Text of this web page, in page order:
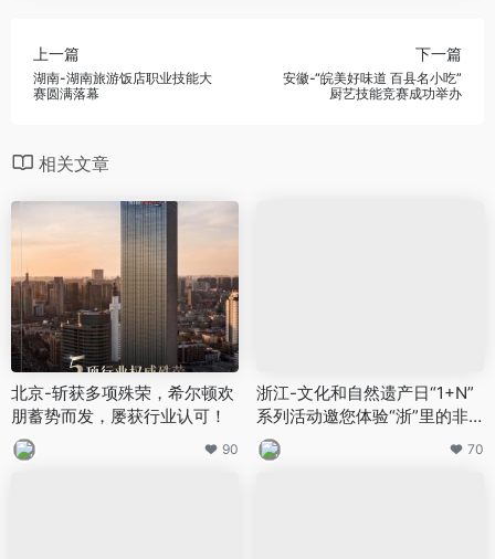
上一篇
湖南-湖南旅游饭店职业技能大
赛圆满落幕
下一篇
安徽-“皖美好味道 百县名小吃”
厨艺技能竞赛成功举办
相关文章
北京-斩获多项殊荣，希尔顿欢
朋蓄势而发，屡获行业认可！
90
浙江-文化和自然遗产日“1+N”
系列活动邀您体验“浙”里的非
遗嘉年华
70